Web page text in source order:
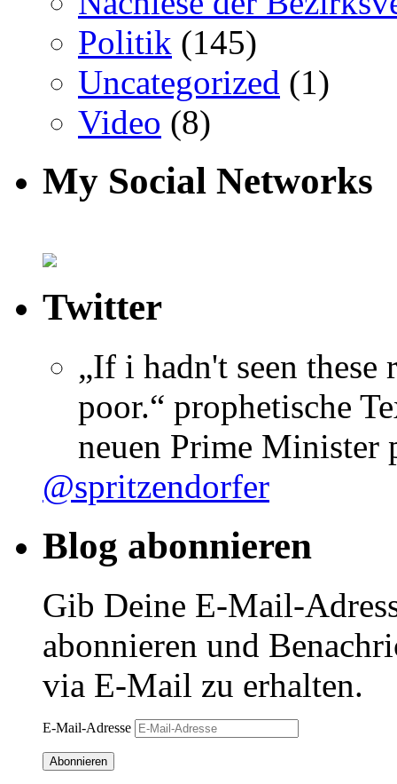
Politik (145)
Uncategorized (1)
Video (8)
My Social Networks
Twitter
„If i hadn't seen
poor.“ prophetische
neuen Prime Minister
@spritzendorfer
Blog abonnieren
Gib Deine E-Mail-
abonnieren und
via E-Mail zu erhalten.
E-Mail-Adresse
Abonnieren